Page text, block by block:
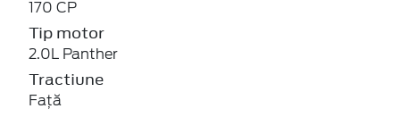
170 CP
Tip motor
2.0L Panther
Tractiune
Față